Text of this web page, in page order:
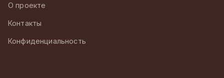
О проекте
Контакты
Конфиденциальность